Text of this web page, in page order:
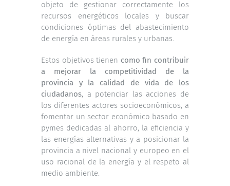
objeto de gestionar correctamente los
recursos energéticos locales y buscar
condiciones óptimas del abastecimiento
de energía en áreas rurales y urbanas.
Estos objetivos tienen como fin contribuir
a mejorar la competitividad de la
provincia y la calidad de vida de los
ciudadanos, a potenciar las acciones de
los diferentes actores socioeconómicos, a
fomentar un sector económico basado en
pymes dedicadas al ahorro, la eficiencia y
las energías alternativas y a posicionar la
provincia a nivel nacional y europeo en el
uso racional de la energía y el respeto al
medio ambiente.